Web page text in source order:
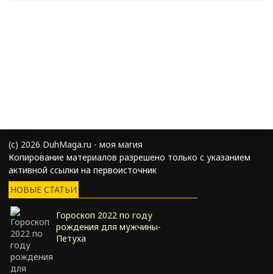
(с) 2026 DuhMaga.ru - моя магия
Копирование материалов разрешено только с указанием
активной ссылки на первоисточник
НОВЫЕ СТАТЬИ
Гороскоп 2022 по году
рождения для мужчины-
Петуха